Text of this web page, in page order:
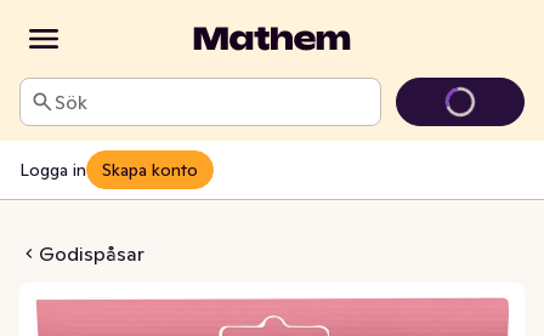
Sök
Logga in Skapa konto
Godispåsar
Hallon